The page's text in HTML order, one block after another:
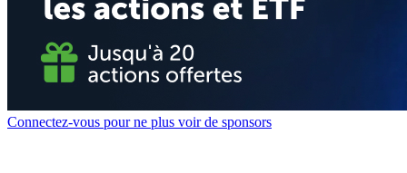
Connectez-vous pour ne plus voir de sponsors